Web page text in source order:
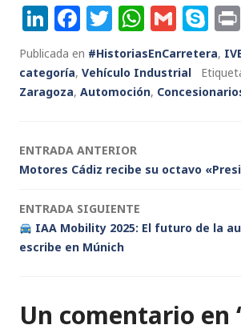
Li
n
k
e
n
F
a
c
e
o
o
k
T
w
it
te
W
h
a
ts
p
G
m
ai
l
S
k
y
p
Publicada en #HistoriasEnCarretera,
categoría, Vehículo Industrial
Zaragoza, Automoción,
Navegación
entradas
ENTRADA ANTERIOR
Motores Cádiz recibe su octavo
ENTRADA SIGUIENTE
IAA Mobility 2025: El futuro de la
escribe en Múnich
Un comentario en